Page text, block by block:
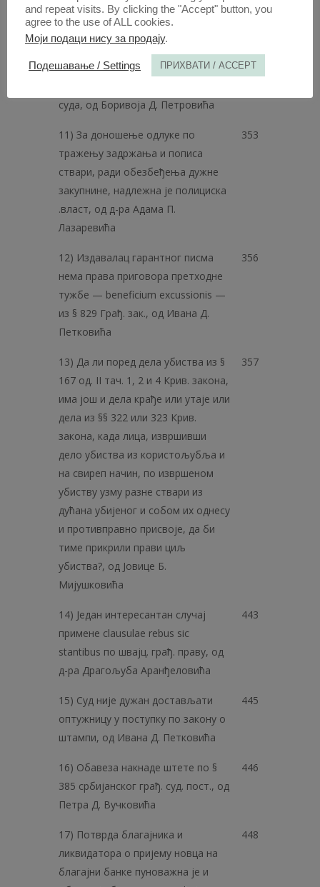
имовине Општине града Београда
ниje потребно одобрење
Државног савета у смислу чл. 86 т.
13 ст. II и III Зак. о општинама, с
суда, од Боривоја Д. Петровића
11) За доношење одлуке по
тражењу задржања и пописа
ствари, ради обезбеђења дужне
закупнине, надлежна је полициска
.власт, од д-ра Адама П.
Лазаревића
353
12) Издавалац гарантног писма
нема права приговора претходне
тужбе — beneficium excussionis —
из § 829 Грађ. зак., од Ивана Д.
Петковића
356
13) Да ли поред дела убиства из §
167 од. II тач. 1, 2 и 4 Крив. закона,
има још и дела крађе или утаје или
дела из §§ 322 или 323 Крив.
закона, када лица, извршивши
дело убиства из користољубља и
на свиреп начин, по извршеном
убиству узму разне ствари из
дућана убијеног и собом их однесу
и противправно присвоје, да би
тиме прикрили прави циљ
убиства?, од Јовице Б.
Мијушковића
357
14) Један интересантан случај
примене clausulae rebus sic
stantibus по швајц. грађ. праву, од
д-ра Драгољуба Аранђеловића
443
15) Суд није дужан достављати
оптужницу у поступку по закону о
штампи, од Ивана Д. Петковића
445
16) Обавеза накнаде штете по §
385 србијанског грађ. суд. пост., од
Петра Д. Вучковића
446
17) Потврда благајника и
ликвидатора о пријему новца на
благајни банке пуноважна је и
448
and repeat visits. By clicking the "Accept" button, you
agree to the use of ALL cookies.
Моји подаци нису за продају.
Подешавање / Settings ПРИХВАТИ / ACCEPT